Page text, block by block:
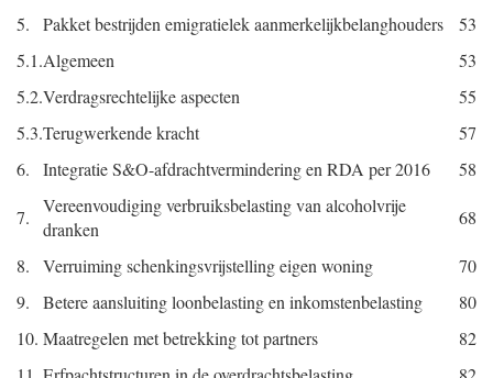
5.
Pakket bestrijden emigratielek aanmerkelijkbelanghouders
53
5.1.Algemeen
53
5.2.Verdragsrechtelijke aspecten
55
5.3.Terugwerkende kracht
57
6.
Integratie S&O-afdrachtvermindering en RDA per 2016 58
7.
Vereenvoudiging verbruiksbelasting van alcoholvrije
dranken
68
8. Verruiming schenkingsvrijstelling eigen woning
70
9.
Betere aansluiting loonbelasting en inkomstenbelasting
80
10. Maatregelen met betrekking tot partners
82